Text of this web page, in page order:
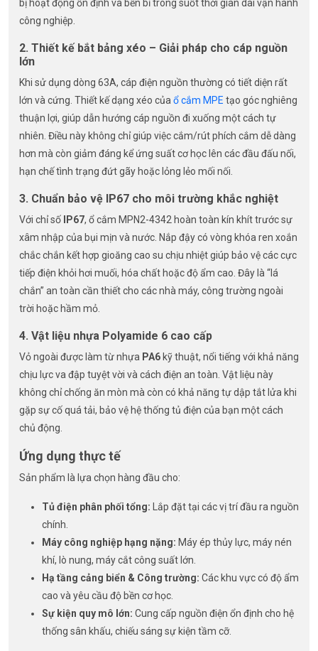
bị hoạt động ổn định và bền bỉ trong suốt thời gian dài vận hành
công nghiệp.
2. Thiết kế bắt bảng xéo – Giải pháp cho cáp nguồn
lớn
Khi sử dụng dòng 63A, cáp điện nguồn thường có tiết diện rất
lớn và cứng. Thiết kế dạng xéo củaổ cắm MPE tạo góc nghiêng
thuận lợi, giúp dẫn hướng cáp nguồn đi xuống một cách tự
nhiên. Điều này không chỉ giúp việc cắm/rút phích cắm dễ dàng
hơn mà còn giảm đáng kể ứng suất cơ học lên các đầu đấu nối,
hạn chế tình trạng đứt gãy hoặc lỏng lẻo mối nối.
3. Chuẩn bảo vệ IP67 cho môi trường khắc nghiệt
Với chỉ số IP67, ổ cắm MPN2-4342 hoàn toàn kín khít trước sự
xâm nhập của bụi mịn và nước. Nắp đậy có vòng khóa ren xoắn
chắc chắn kết hợp gioăng cao su chịu nhiệt giúp bảo vệ các cực
tiếp điện khỏi hơi muối, hóa chất hoặc độ ẩm cao. Đây là “lá
chắn” an toàn cần thiết cho các nhà máy, công trường ngoài
trời hoặc hầm mỏ.
4. Vật liệu nhựa Polyamide 6 cao cấp
Vỏ ngoài được làm từ nhựa PA6 kỹ thuật, nổi tiếng với khả năng
chịu lực va đập tuyệt vời và cách điện an toàn. Vật liệu này
không chỉ chống ăn mòn mà còn có khả năng tự dập tắt lửa khi
gặp sự cố quá tải, bảo vệ hệ thống tủ điện của bạn một cách
chủ động.
Ứng dụng thực tế
Sản phẩm là lựa chọn hàng đầu cho:
Tủ điện phân phối tổng: Lắp đặt tại các vị trí đầu ra nguồn
chính.
Máy công nghiệp hạng nặng: Máy ép thủy lực, máy nén
khí, lò nung, máy cắt công suất lớn.
Hạ tầng cảng biển & Công trường: Các khu vực có độ ẩm
cao và yêu cầu độ bền cơ học.
Sự kiện quy mô lớn: Cung cấp nguồn điện ổn định cho hệ
thống sân khấu, chiếu sáng sự kiện tầm cỡ.